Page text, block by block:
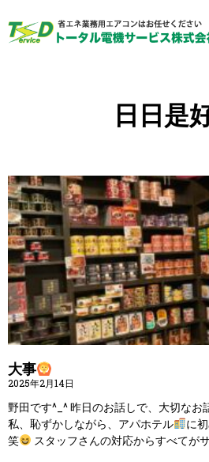
日日是
大事
2025年2月14日
野田です^_^ 昨日のお話しで、大切なお
私、恥ずかしながら、アパホテル
に
笑
スタッフさんの対応からすべてが